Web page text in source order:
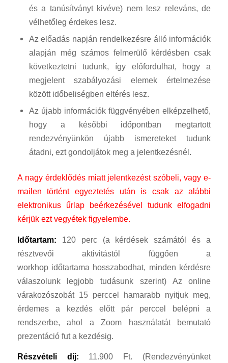
és a tanúsítványt kivéve) nem lesz releváns, de
vélhetőleg érdekes lesz.
Az előadás napján rendelkezésre álló információk
alapján még számos felmerülő kérdésben csak
következtetni tudunk, így előfordulhat, hogy a
megjelent szabályozási elemek értelmezése
között időbeliségben eltérés lesz.
Az újabb információk függvényében elképzelhető,
hogy a későbbi időpontban megtartott
rendezvényünkön újabb ismereteket tudunk
átadni, ezt gondoljátok meg a jelentkezésnél.
A nagy érdeklődés miatt jelentkezést szóbeli, vagy e-
mailen történt egyeztetés után is csak az alábbi
elektronikus űrlap beérkezésével tudunk elfogadni
kérjük ezt vegyétek figyelembe.
Időtartam: 120 perc (a kérdések számától és a
résztvevői aktivitástól függően a
workhop időtartama hosszabodhat, minden kérdésre
válaszolunk legjobb tudásunk szerint) Az online
várakozószobát 15 perccel hamarabb nyitjuk meg,
érdemes a kezdés előtt pár perccel belépni a
rendszerbe, ahol a Zoom használatát bemutató
prezentáció fut a kezdésig.
Részvételi díj: 11.900 Ft. (Rendezvényünket